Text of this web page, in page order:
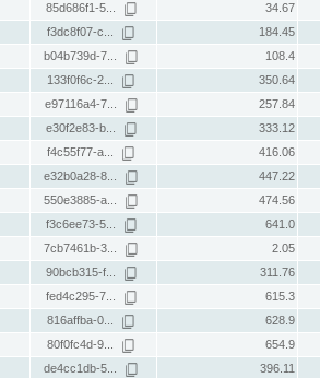
85d686f1-5... 34.67
f3dc8f07-c... 184.45
b04b739d-7... 108.4
133f0f6c-2... 350.64
e97116a4-7... 257.84
e30f2e83-b... 333.12
f4c55f77-a... 416.06
e32b0a28-8... 447.22
550e3885-a... 474.56
f3c6ee73-5... 641.0
7cb7461b-3... 2.05
90bcb315-f... 311.76
fed4c295-7... 615.3
816affba-0... 628.9
80f0fc4d-9... 654.9
de4cc1db-5... 396.11